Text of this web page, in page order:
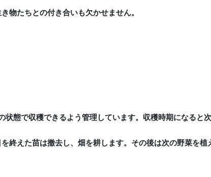
物たちとの付き合いも欠かせません。
状態で収穫できるよう管理しています。収穫時期になると
終えた苗は撤去し、畑を耕します。その後は次の野菜を植